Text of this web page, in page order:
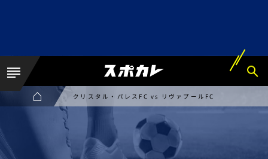
クリスタル・パレスFC vs リヴァプールFC